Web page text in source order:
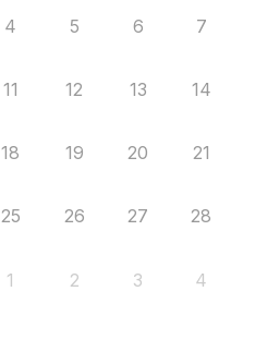
4 5 6 7
11 12 13 14
18 19 20 21
25 26 27 28
1 2 3 4